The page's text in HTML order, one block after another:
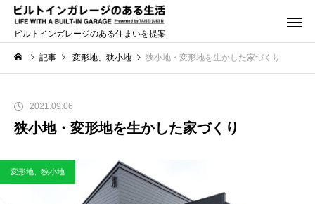
ビルトインガレージのある住まいを提案
記事 変形地、狭小地 狭小地・変形地を生かした家づくり
2021.09.06
狭小地・変形地を生かした家づくり
変形地、狭小地